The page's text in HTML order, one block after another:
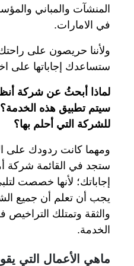
المنشآت والمباني
في الامارات.
ولأننا حريصون على
ستساعدك إجاباتها على
لماذا أبحثُ عن شركة
سيتم تطبيق هذه
للشركة التي أحلم بها؟
ومهما كانت ردودك على
ستجد في القائمة شركة
إجاباتك؛ لأنها خصصت
يجب أن تعلم أن جميع
والثقة وتمتلك التراخيص
الخدمة.
ماهي الأعمال التي